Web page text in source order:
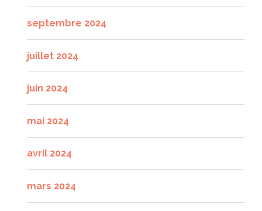
septembre 2024
juillet 2024
juin 2024
mai 2024
avril 2024
mars 2024